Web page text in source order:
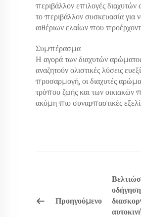
περιβάλλον επιλογές
το περιβάλλον συσκευασία για
αιθέριων ελαίων που
Συμπέρασμα
Η αγορά των διαχυτών
αναζητούν ολιστικές λύσεις
προσαρμογή, οι διαχυτές
τρόπου ζωής και των οικιακών
ακόμη πιο συναρπαστικές
Προηγούμενο